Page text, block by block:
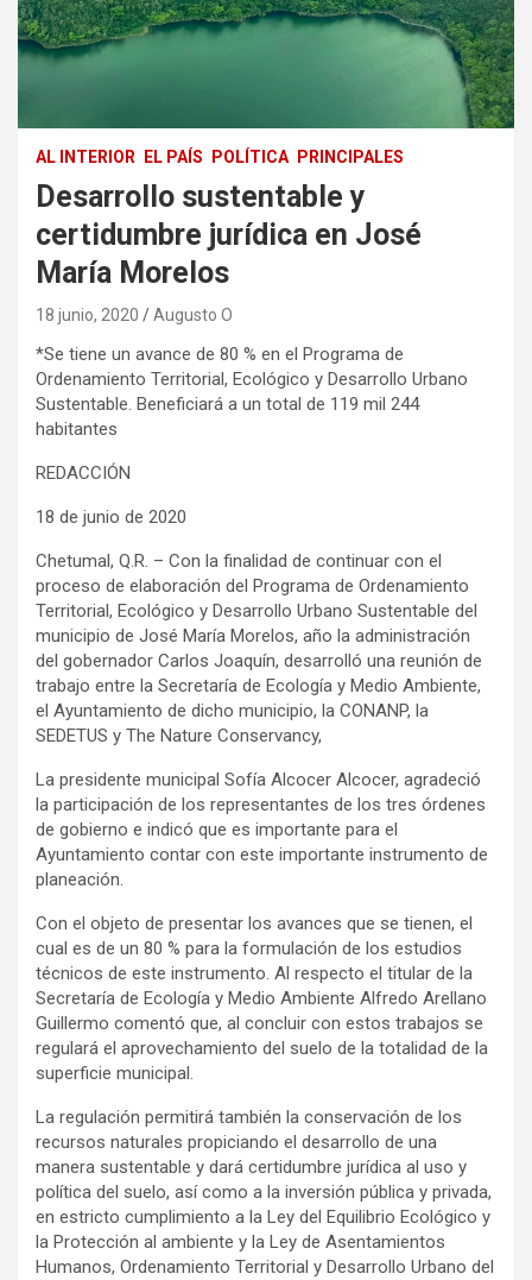
AL INTERIOR EL PAÍS POLÍTICA PRINCIPALES
Desarrollo sustentable y
certidumbre jurídica en José
María Morelos
18 junio, 2020 Augusto O
*Se tiene un avance de 80 % en el Programa de
Ordenamiento Territorial, Ecológico y Desarrollo Urbano
Sustentable. Beneficiará a un total de 119 mil 244
habitantes
REDACCIÓN
18 de junio de 2020
Chetumal, Q.R. – Con la finalidad de continuar con el
proceso de elaboración del Programa de Ordenamiento
Territorial, Ecológico y Desarrollo Urbano Sustentable del
municipio de José María Morelos, año la administración
del gobernador Carlos Joaquín, desarrolló una reunión de
trabajo entre la Secretaría de Ecología y Medio Ambiente,
el Ayuntamiento de dicho municipio, la CONANP, la
SEDETUS y The Nature Conservancy,
La presidente municipal Sofía Alcocer Alcocer, agradeció
la participación de los representantes de los tres órdenes
de gobierno e indicó que es importante para el
Ayuntamiento contar con este importante instrumento de
planeación.
Con el objeto de presentar los avances que se tienen, el
cual es de un 80 % para la formulación de los estudios
técnicos de este instrumento. Al respecto el titular de la
Secretaría de Ecología y Medio Ambiente Alfredo Arellano
Guillermo comentó que, al concluir con estos trabajos se
regulará el aprovechamiento del suelo de la totalidad de la
superficie municipal.
La regulación permitirá también la conservación de los
recursos naturales propiciando el desarrollo de una
manera sustentable y dará certidumbre jurídica al uso y
política del suelo, así como a la inversión pública y privada,
en estricto cumplimiento a la Ley del Equilibrio Ecológico y
la Protección al ambiente y la Ley de Asentamientos
Humanos, Ordenamiento Territorial y Desarrollo Urbano del